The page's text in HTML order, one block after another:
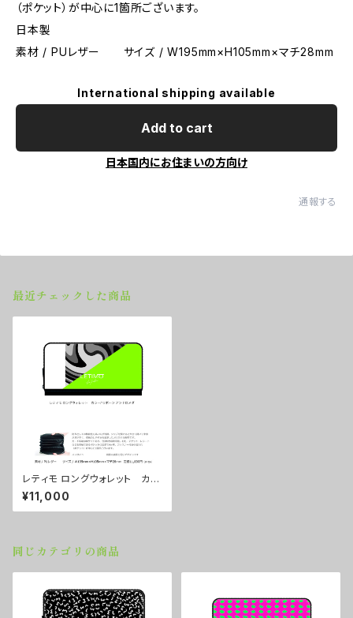
（ポケット）が中心に1箇所ございます。
日本製
素材 / PUレザー サイズ / W195mm×H105mm×マチ28mm
International shipping available
Add to cart
日本国内にお住まいの方向け
通報する
最近チェックした商品
レティモ ロングウォレット カラ
ー/ リボーンアンドロメダ ■配
送まで２週間
¥11,000
同じカテゴリの商品